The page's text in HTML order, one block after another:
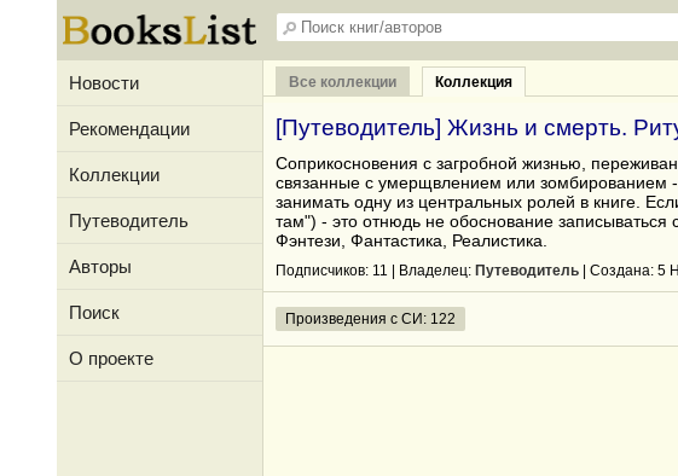
Новости
Рекомендации
Коллекции
Путеводитель
Авторы
Поиск
О проекте
Все коллекции Коллекция
[Путеводитель] Жизнь и смерть.
Соприкосновения с загробной жизнью,
связанные с умерщвлением или зомбированием
занимать одну из центральных ролей в книге.
там") - это отнюдь не обоснование записываться
Фэнтези, Фантастика, Реалистика.
Подписчиков: 11 | Владелец: Путеводитель | Cоздана: 5
Произведения с СИ: 122